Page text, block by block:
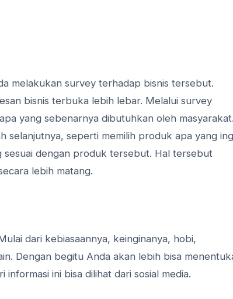
melakukan survey terhadap bisnis tersebut.
bisnis terbuka lebih lebar. Melalui survey
yang sebenarnya dibutuhkan oleh masyarakat.
selanjutnya, seperti memilih produk apa yang
dengan produk tersebut. Hal tersebut
lebih matang.
dari kebiasaannya, keinginanya, hobi,
Dengan begitu Anda akan lebih bisa
ini bisa dilihat dari sosial media.